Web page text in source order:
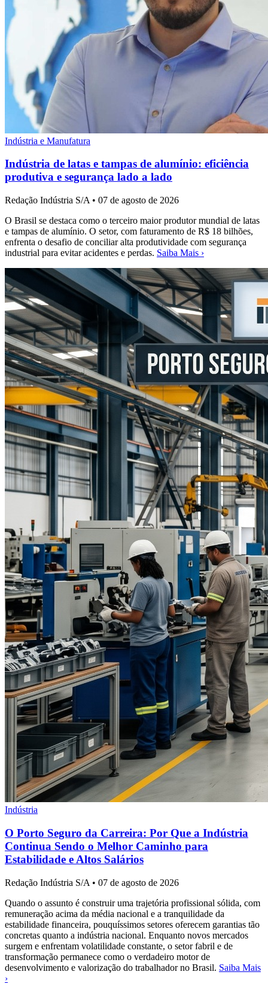
Indústria e Manufatura
Indústria de latas e tampas de alumínio: eficiência
produtiva e segurança lado a lado
Redação Indústria S/A • 07 de agosto de 2026
O Brasil se destaca como o terceiro maior produtor mundial de latas
e tampas de alumínio. O setor, com faturamento de R$ 18 bilhões,
enfrenta o desafio de conciliar alta produtividade com segurança
industrial para evitar acidentes e perdas. Saiba Mais ›
Indústria
O Porto Seguro da Carreira: Por Que a Indústria
Continua Sendo o Melhor Caminho para
Estabilidade e Altos Salários
Redação Indústria S/A • 07 de agosto de 2026
Quando o assunto é construir uma trajetória profissional sólida, com
remuneração acima da média nacional e a tranquilidade da
estabilidade financeira, pouquíssimos setores oferecem garantias tão
concretas quanto a indústria nacional. Enquanto novos mercados
surgem e enfrentam volatilidade constante, o setor fabril e de
transformação permanece como o verdadeiro motor de
desenvolvimento e valorização do trabalhador no Brasil. Saiba Mais
›